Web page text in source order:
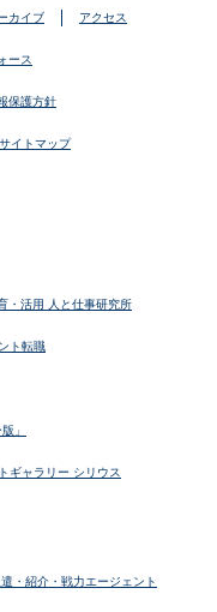
カイブ アクセス
ース
保護方針
サイトマップ
・活用 人と仕事研究所
ト転職
」
ギャラリー シリウス
遣・紹介・戦力エージェント